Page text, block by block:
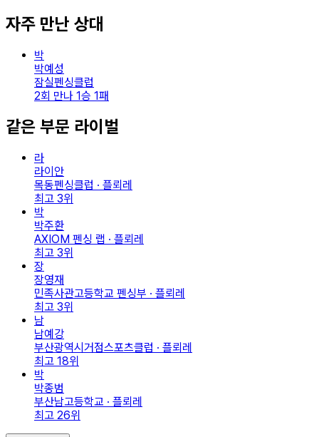
자주 만난 상대
박
박예성
잠실펜싱클럽
2회 만나 1승 1패
같은 부문 라이벌
라
라이안
목동펜싱클럽 · 플뢰레
최고 3위
박
박주환
AXIOM 펜싱 랩 · 플뢰레
최고 3위
장
장영재
민족사관고등학교 펜싱부 · 플뢰레
최고 3위
남
남예강
부산광역시거점스포츠클럽 · 플뢰레
최고 18위
박
박종범
부산남고등학교 · 플뢰레
최고 26위